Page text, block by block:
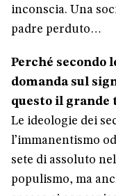
inconscia. Una
padre perduto…
Perché secondo
domanda sul
questo il grande
Le ideologie dei
l’immanentismo
sete di assoluto
populismo, ma